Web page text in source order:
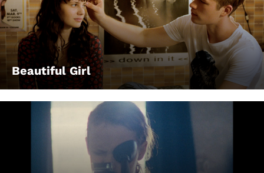
Beautiful Girl